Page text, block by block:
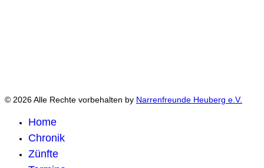
© 2026 Alle Rechte vorbehalten by Narrenfreunde Heuberg e.V.
Home
Chronik
Zünfte